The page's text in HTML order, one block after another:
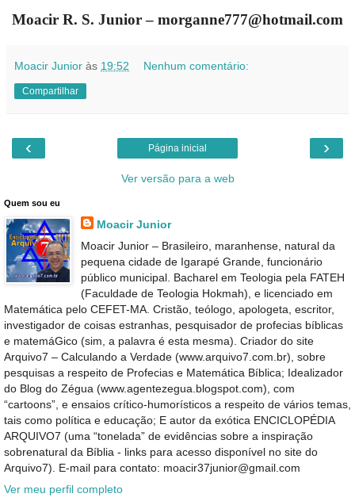
Moacir R. S. Junior – morganne777@hotmail.com
Moacir Junior às 19:52 Nenhum comentário:
Compartilhar
‹ ›
Página inicial
Ver versão para a web
Quem sou eu
Moacir Junior
Moacir Junior – Brasileiro, maranhense, natural da
pequena cidade de Igarapé Grande, funcionário
público municipal. Bacharel em Teologia pela FATEH
(Faculdade de Teologia Hokmah), e licenciado em
Matemática pelo CEFET-MA. Cristão, teólogo, apologeta, escritor,
investigador de coisas estranhas, pesquisador de profecias bíblicas
e matemáGico (sim, a palavra é esta mesma). Criador do site
Arquivo7 – Calculando a Verdade (www.arquivo7.com.br), sobre
pesquisas a respeito de Profecias e Matemática Bíblica; Idealizador
do Blog do Zégua (www.agentezegua.blogspot.com), com
“cartoons”, e ensaios crítico-humorísticos a respeito de vários temas,
tais como política e educação; E autor da exótica ENCICLOPÉDIA
ARQUIVO7 (uma “tonelada” de evidências sobre a inspiração
sobrenatural da Bíblia - links para acesso disponível no site do
Arquivo7). E-mail para contato: moacir37junior@gmail.com
Ver meu perfil completo